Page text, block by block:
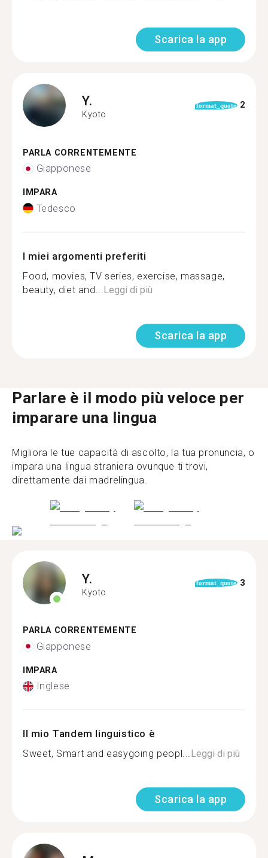
Scarica la app
Y.
Kyoto
format_quote 2
PARLA CORRENTEMENTE
Giapponese
IMPARA
Tedesco
I miei argomenti preferiti
Food, movies, TV series, exercise, massage,
beauty, diet and... Leggi di più
Scarica la app
Parlare è il modo più veloce per
imparare una lingua
Migliora le tue capacità di ascolto, la tua pronuncia, o
impara una lingua straniera ovunque ti trovi,
direttamente dai madrelingua.
Y.
Kyoto
format_quote 3
PARLA CORRENTEMENTE
Giapponese
IMPARA
Inglese
Il mio Tandem linguistico è
Sweet, Smart and easygoing peopl...Leggi di più
Scarica la app